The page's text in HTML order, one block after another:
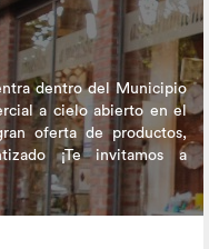
dentro del Municipio
a cielo abierto en el
oferta de productos,
¡Te invitamos a